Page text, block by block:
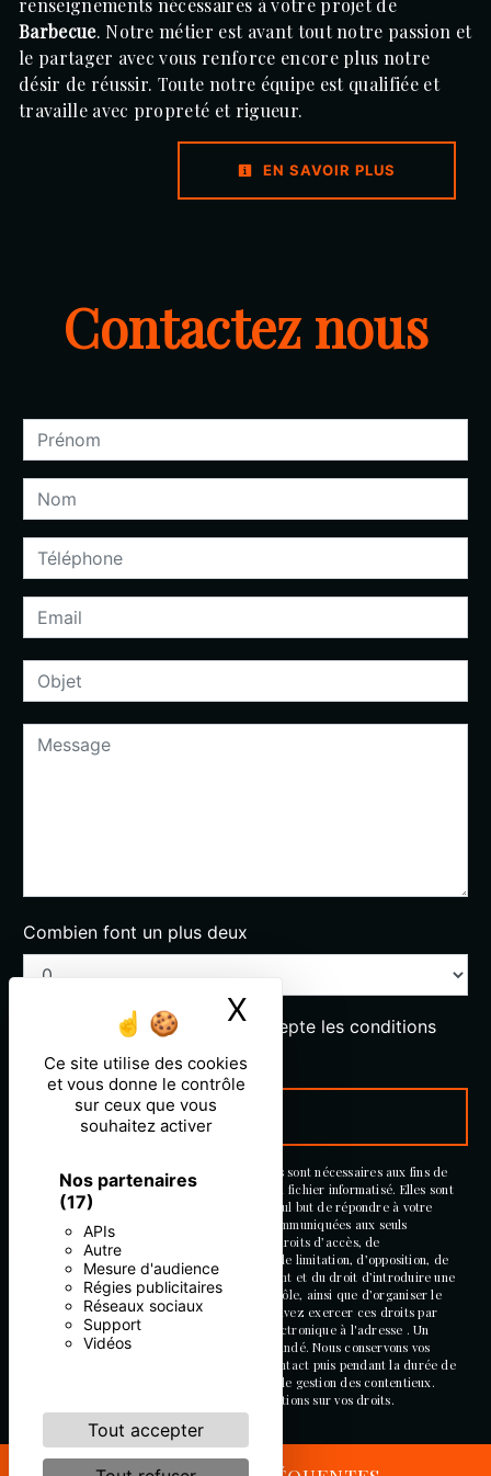
Ce site utilise des cookies
et vous donne le contrôle
sur ceux que vous
souhaitez activer
Nos partenaires
(17)
APIs
Autre
Mesure d'audience
Régies publicitaires
Réseaux sociaux
Support
Vidéos
Tout accepter
X Masquer le
Barbecue. Notre métier est avant tout notre passion et
le partager avec vous renforce encore plus notre
désir de réussir. Toute notre équipe est qualifiée et
travaille avec propreté et rigueur.
EN SAVOIR PLUS
Contactez nous
Combien font un plus deux
En cochant cette case, j'accepte les conditions
particulières ci-dessous **
ENVOYER
** Les données personnelles communiquées sont nécessaires aux fins de
vous contacter et sont enregistrées dans un fichier informatisé. Elles sont
destinées à et ses sous-traitants dans le seul but de répondre à votre
message. Les données collectées seront communiquées aux seuls
destinataires suivants: . Vous disposez de droits d’accès, de
rectification, d’effacement, de portabilité, de limitation, d’opposition, de
retrait de votre consentement à tout moment et du droit d’introduire une
réclamation auprès d’une autorité de contrôle, ainsi que d’organiser le
sort de vos données post-mortem. Vous pouvez exercer ces droits par
voie postale à l'adresse ou par courrier électronique à l'adresse . Un
justificatif d'identité pourra vous être demandé. Nous conservons vos
données pendant la période de prise de contact puis pendant la durée de
prescription légale aux fins probatoires et de gestion des contentieux.
Consultez le site cnil.fr pour plus d’informations sur vos droits.